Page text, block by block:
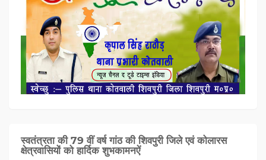
स्वतंत्रता की 79 वीं वर्ष गांठ की शिवपुरी जिले एवं कोलारस
क्षेत्रवासियों को हार्दिक शुभकामनऐं